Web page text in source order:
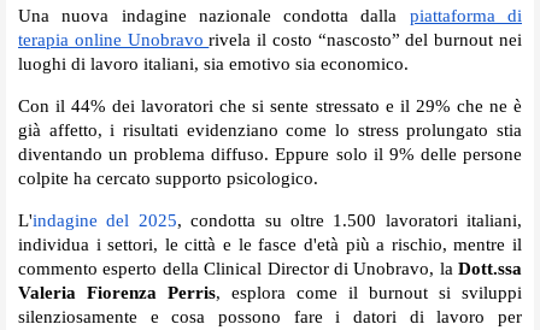
Una nuova indagine nazionale condotta dalla piattaforma di
terapia online Unobravorivela il costo “nascosto” del burnout nei
luoghi di lavoro italiani, sia emotivo sia economico.
Con il 44% dei lavoratori che si sente stressato e il 29% che ne è
già affetto, i risultati evidenziano come lo stress prolungato stia
diventando un problema diffuso. Eppure solo il 9% delle persone
colpite ha cercato supporto psicologico.
L'indagine del 2025, condotta su oltre 1.500 lavoratori italiani,
individua i settori, le città e le fasce d'età più a rischio, mentre il
commento esperto della Clinical Director di Unobravo, la Dott.ssa
Valeria Fiorenza Perris, esplora come il burnout si sviluppi
silenziosamente e cosa possono fare i datori di lavoro per